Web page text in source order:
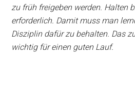
zu früh freigeben werden. Halten
erforderlich. Damit muss man
Disziplin dafür zu behalten. Das
wichtig für einen guten Lauf.